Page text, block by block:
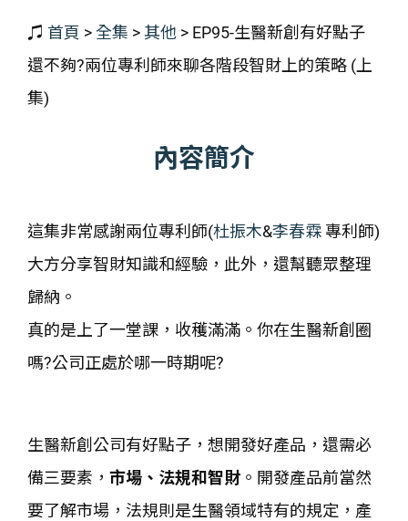
SHARE
LINK
EMBED
♫ 首頁 > 全集 > 其他 > EP95-生醫新創有好點子
還不夠?兩位專利師來聊各階段智財上的策略 (上
集)
內容簡介
這集非常感謝兩位專利師(杜振木&李春霖 專利師)
大方分享智財知識和經驗，此外，還幫聽眾整理
歸納。
真的是上了一堂課，收穫滿滿。你在生醫新創圈
嗎?公司正處於哪一時期呢?
生醫新創公司有好點子，想開發好產品，還需必
備三要素， 市場、法規和智財 。開發產品前當然
要了解市場，法規則是生醫領域特有的規定，產